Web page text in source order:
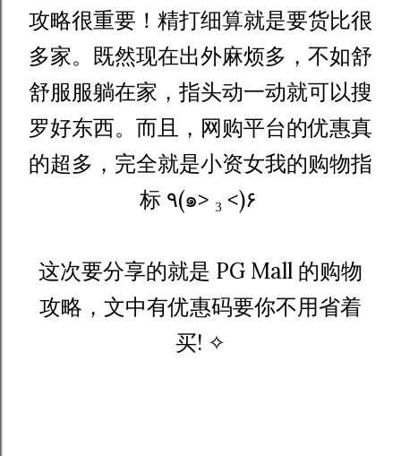
攻略很重要！精打细算就是要货比很
多家。既然现在出外麻烦多，不如舒
舒服服躺在家，指头动一动就可以搜
罗好东西。而且，网购平台的优惠真
的超多，完全就是小资女我的购物指
标 ٩(๑> ₃ <)۶
这次要分享的就是 PG Mall 的购物
攻略，文中有优惠码要你不用省着
买! ✧